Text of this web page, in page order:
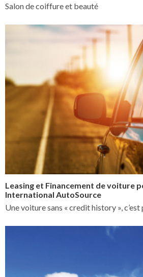
Salon de coiffure et beauté
Leasing et Financement de voiture
International AutoSource
Une voiture sans « credit history »,